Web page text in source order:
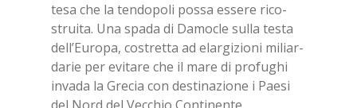
te­sa che la ten­do­po­li pos­sa es­se­re ri­co­
strui­ta. Una spa­da di Da­mo­cle sul­la te­sta
del­l’Eu­ro­pa, co­stret­ta ad elar­gi­zio­ni mi­liar­
da­rie per evi­ta­re che il mare di pro­fu­ghi
in­va­da la Gre­cia con de­sti­na­zio­ne i Pae­si